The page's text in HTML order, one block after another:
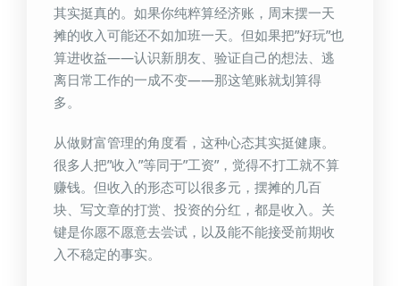
其实挺真的。如果你纯粹算经济账，周末摆一天
摊的收入可能还不如加班一天。但如果把”好玩”也
算进收益——认识新朋友、验证自己的想法、逃
离日常工作的一成不变——那这笔账就划算得
多。
从做财富管理的角度看，这种心态其实挺健康。
很多人把”收入”等同于”工资”，觉得不打工就不算
赚钱。但收入的形态可以很多元，摆摊的几百
块、写文章的打赏、投资的分红，都是收入。关
键是你愿不愿意去尝试，以及能不能接受前期收
入不稳定的事实。